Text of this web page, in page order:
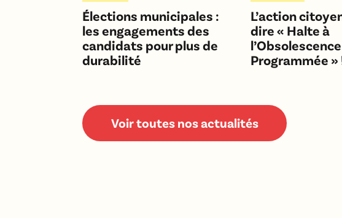
Élections municipales :
les engagements des
candidats pour plus de
durabilité
L’action
dire « Halte à
l’Obsolescence
Programmée »
Voir toutes nos actualités